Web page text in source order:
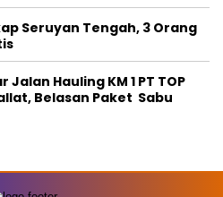
Seruyan Tengah, 3 Orang
Hauling KM 1 PT TOP
Belasan Paket Sabu